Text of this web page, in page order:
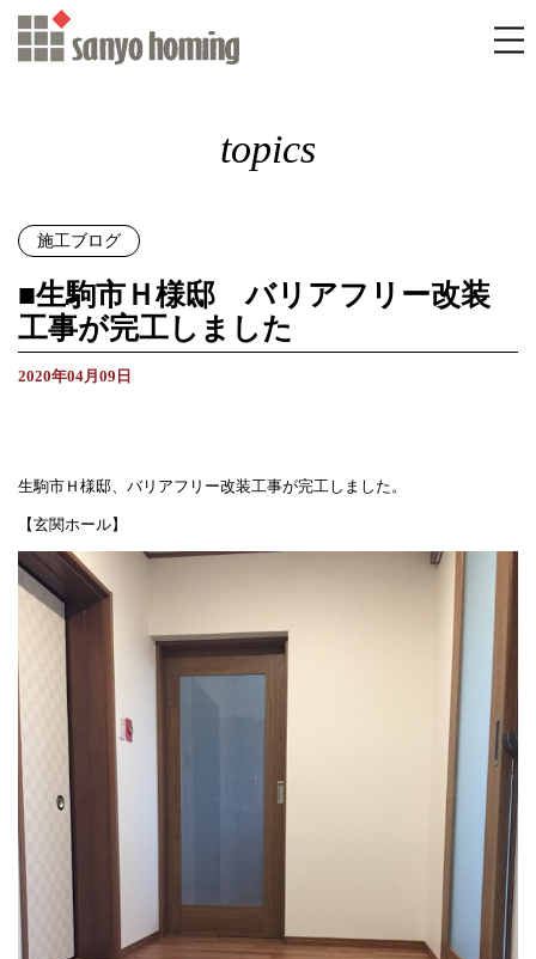
topics
施工ブログ
■生駒市Ｈ様邸 バリアフリー改装
工事が完工しました
2020年04月09日
生駒市Ｈ様邸、バリアフリー改装工事が完工しました。
【玄関ホール】